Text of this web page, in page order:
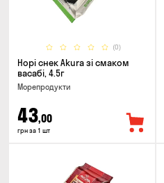
(0)
Норі снек Akura зі смаком
васабі, 4.5г
Морепродукти
43,00
грн за 1 шт